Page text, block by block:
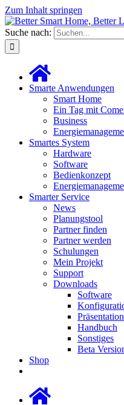
Zum Inhalt springen
Suche nach:
Smarte Anwendungen
Smart Home
Ein Tag mit
Business
Smartes System
Hardware
Software
Bedienkonzept
Smarter Service
News
Planungstool
Partner finden
Partner werden
Schulungen
Mein Projekt
Support
Downloads
Software
Handbuch
Sonstiges
Beta
Shop